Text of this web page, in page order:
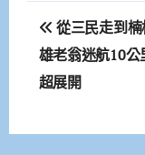
文
章
導
覽
從三民走到
雄老翁迷航10公
超展開